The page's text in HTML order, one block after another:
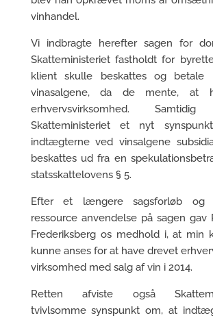
vinhandel.
Vi indbragte herefter sagen for
Skatteministeriet fastholdt for
klient skulle beskattes og betale
vinasalgene, da de mente, at
erhvervsvirksomhed.
Skatteministeriet et nyt
indtægterne ved vinsalgene
beskattes ud fra en
statsskattelovens § 5.
Efter et længere sagsforløb og
ressource anvendelse på sagen gav
Frederiksberg os medhold i, at min
kunne anses for at have drevet
virksomhed med salg af vin i 2014.
Retten afviste også
tvivlsomme synspunkt om, at